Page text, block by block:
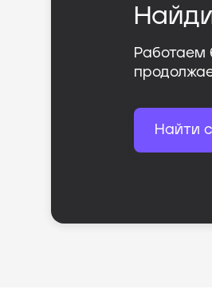
Работаем
Найти